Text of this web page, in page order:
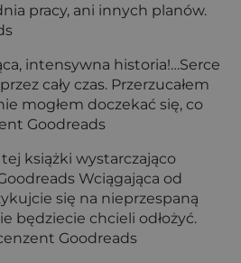
pracy, ani innych planów.
intensywna historia!…Serce
cały czas. Przerzucałem
mogłem doczekać się, co
Goodreads
książki wystarczająco
Wciągająca od
się na nieprzespaną
będziecie chcieli odłożyć.
Goodreads